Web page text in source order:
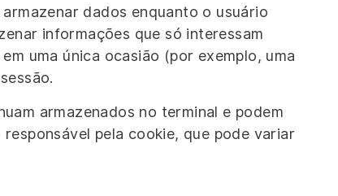
dados enquanto o usuário
informações que só interessam
uma única ocasião (por exemplo, uma
armazenados no terminal e podem
pela cookie, que pode variar